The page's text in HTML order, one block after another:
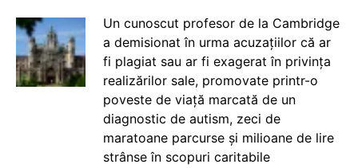
Un cunoscut profesor de la Cambridge
a demisionat în urma acuzațiilor că ar
fi plagiat sau ar fi exagerat în privința
realizărilor sale, promovate printr-o
poveste de viață marcată de un
diagnostic de autism, zeci de
maratoane parcurse și milioane de lire
strânse în scopuri caritabile